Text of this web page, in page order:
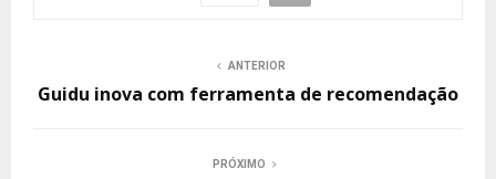
ANTERIOR
Guidu inova com ferramenta de recomendação
PRÓXIMO